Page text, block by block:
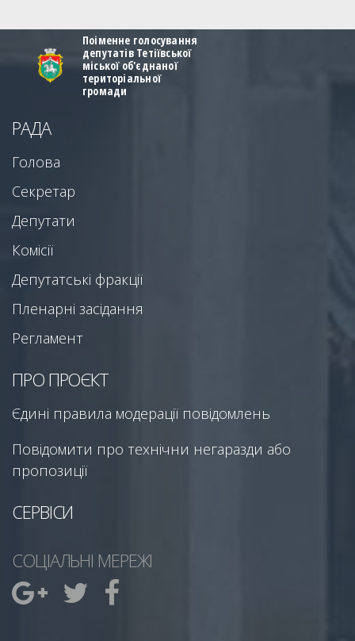
Поіменне голосування
депутатів Тетіївської
міської об'єднаної
територіальної
громади
РАДА
Голова
Секретар
Депутати
Комісії
Депутатські фракції
Пленарні засідання
Регламент
ПРО ПРОЄКТ
Єдині правила модерації повідомлень
Повідомити про технічни негаразди або
пропозиції
СЕРВІСИ
СОЦІАЛЬНІ МЕРЕЖІ